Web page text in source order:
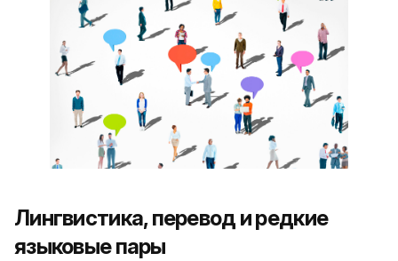
Лингвистика, перевод и редкие
языковые пары